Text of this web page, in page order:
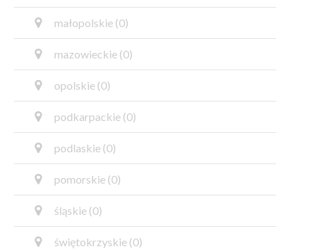
małopolskie (0)
mazowieckie (0)
opolskie (0)
podkarpackie (0)
podlaskie (0)
pomorskie (0)
śląskie (0)
świętokrzyskie (0)